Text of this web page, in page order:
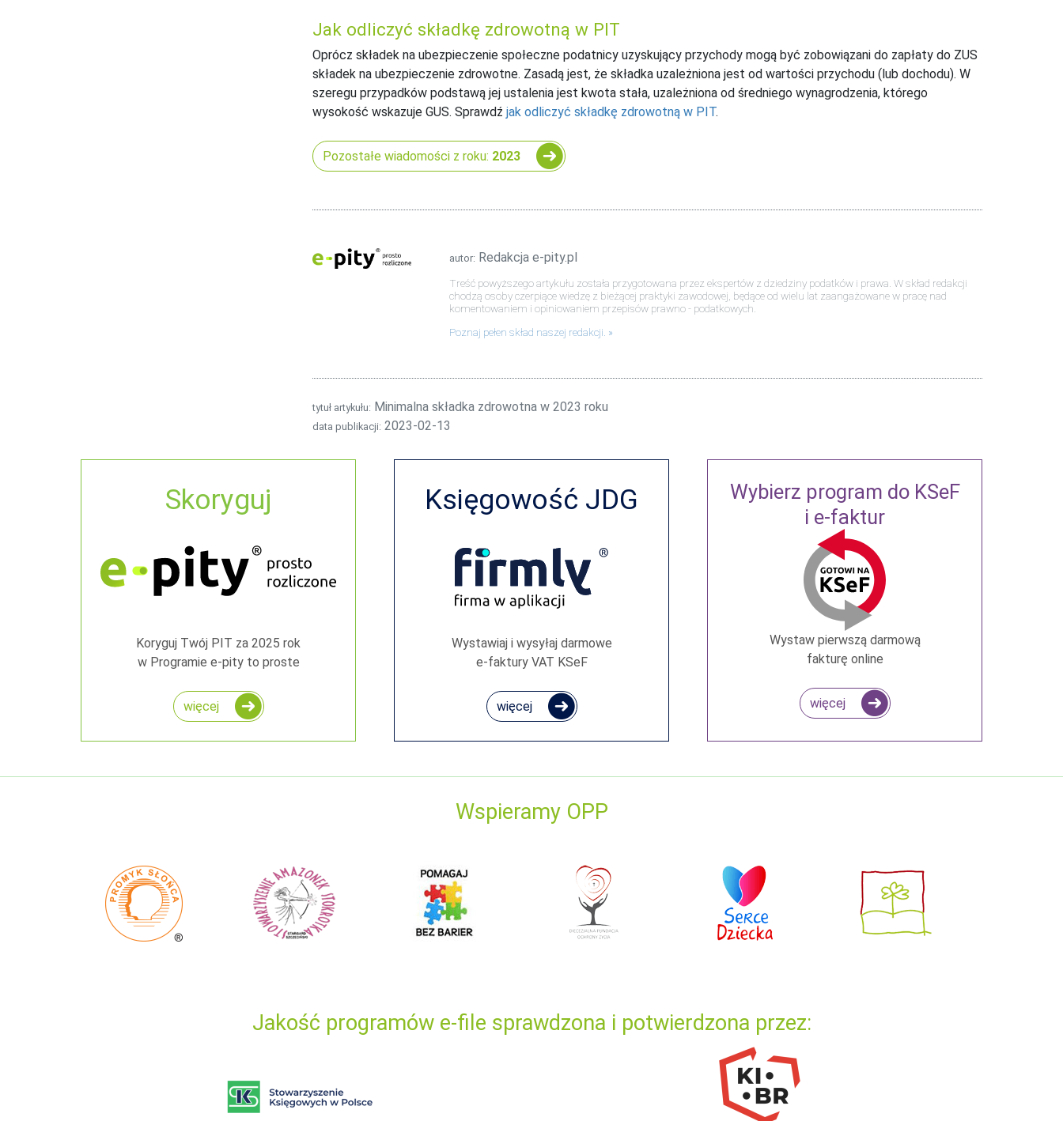
Jak odliczyć składkę zdrowotną w PIT
Oprócz składek na ubezpieczenie społeczne podatnicy uzyskujący przychody mogą być zobowiązani do zapłaty do ZUS
składek na ubezpieczenie zdrowotne. Zasadą jest, że składka uzależniona jest od wartości przychodu (lub dochodu). W
szeregu przypadków podstawą jej ustalenia jest kwota stała, uzależniona od średniego wynagrodzenia, którego
wysokość wskazuje GUS. Sprawdź jak odliczyć składkę zdrowotną w PIT.
Pozostałe wiadomości z roku: 2023
autor: Redakcja e-pity.pl
Treść powyższego artykułu została przygotowana przez ekspertów z dziedziny podatków i prawa. W skład redakcji
chodzą osoby czerpiące wiedzę z bieżącej praktyki zawodowej, będące od wielu lat zaangażowane w pracę nad
komentowaniem i opiniowaniem przepisów prawno - podatkowych.
Poznaj pełen skład naszej redakcji.
tytuł artykułu: Minimalna składka zdrowotna w 2023 roku
data publikacji: 2023-02-13
Skoryguj
Koryguj Twój PIT za 2025 rok
w Programie e-pity to proste
więcej
Księgowość JDG
Wystawiaj i wysyłaj darmowe
e‑faktury VAT KSeF
więcej
Wybierz program do KSeF
i e-faktur
Wystaw pierwszą darmową
fakturę online
więcej
Wspieramy OPP
Jakość programów e-file sprawdzona i potwierdzona przez: